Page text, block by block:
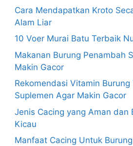
Cara Mendapatkan Kroto
Alam Liar
10 Voer Murai Batu Terbaik
Makanan Burung Penambah
Makin Gacor
Rekomendasi Vitamin Burung
Suplemen Agar Makin Gacor
Jenis Cacing yang Aman dan
Kicau
Manfaat Cacing Untuk